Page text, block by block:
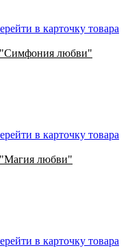
в карточку товара
"Симфония любви"
в карточку товара
"Магия любви"
в карточку товара